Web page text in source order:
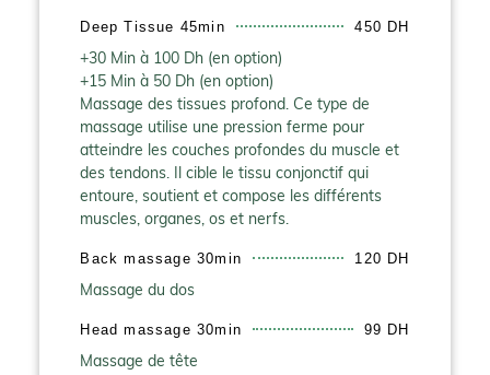
Deep Tissue 45min
450 DH
+30 Min à 100 Dh (en option)
+15 Min à 50 Dh (en option)
Massage des tissues profond. Ce type de
massage utilise une pression ferme pour
atteindre les couches profondes du muscle et
des tendons. Il cible le tissu conjonctif qui
entoure, soutient et compose les différents
muscles, organes, os et nerfs.
Back massage 30min
120 DH
Massage du dos
Head massage 30min
99 DH
Massage de tête